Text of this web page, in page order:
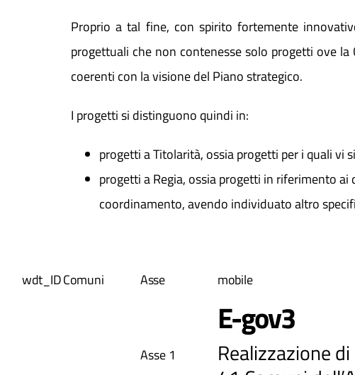
Proprio a tal fine, con spirito fortemente
progettuali che non contenesse solo progetti ove
coerenti con la visione del Piano strategico.
I progetti si distinguono quindi in:
progetti a Titolarità, ossia progetti per i quali
progetti a Regia, ossia progetti in riferimento
coordinamento, avendo individuato altro
wdt_IDComuni Asse mobile
Asse 1
E-gov3
Realizzazione